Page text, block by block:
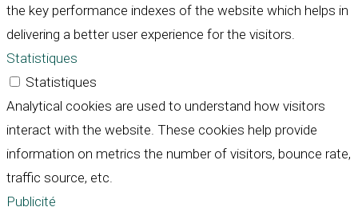
the key performance indexes of the website which helps in
delivering a better user experience for the visitors.
Statistiques
Statistiques
Analytical cookies are used to understand how visitors
interact with the website. These cookies help provide
information on metrics the number of visitors, bounce rate,
traffic source, etc.
Publicité